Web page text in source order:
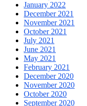
January 2022
December 2021
November 2021
October 2021
July 2021
June 2021
May 2021
February 2021
December 2020
November 2020
October 2020
September 2020